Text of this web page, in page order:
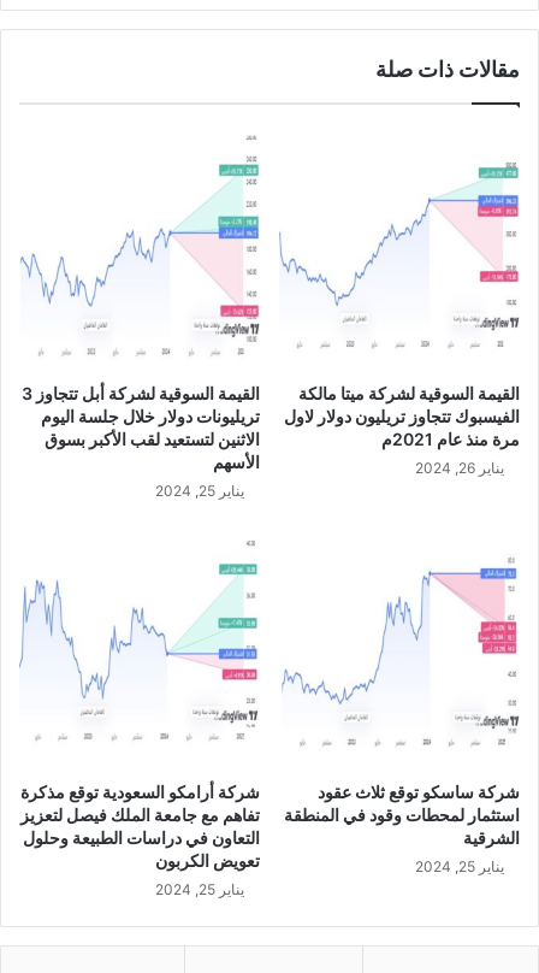
ة
ي
اً
"
0
8
0
ن
0
0
1
مقالات ذات صلة
القيمة السوقية لشركة ميتا مالكة
الفيسبوك تتجاوز تريليون دولار لاول
مرة منذ عام 2021م
يناير 26, 2024
القيمة السوقية لشركة أبل تتجاوز 3
تريليونات دولار خلال جلسة اليوم
الاثنين لتستعيد لقب الأكبر بسوق
الأسهم
يناير 25, 2024
شركة ساسكو توقع ثلاث عقود
استثمار لمحطات وقود في المنطقة
الشرقية
يناير 25, 2024
شركة أرامكو السعودية توقع مذكرة
تفاهم مع جامعة الملك فيصل لتعزيز
التعاون في دراسات الطبيعة وحلول
تعويض الكربون
يناير 25, 2024